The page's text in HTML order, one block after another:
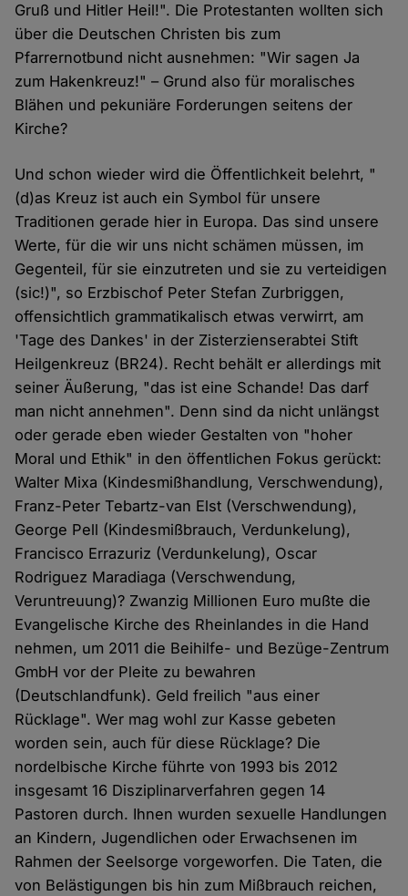
Gruß und Hitler Heil!". Die Protestanten wollten sich
über die Deutschen Christen bis zum
Pfarrernotbund nicht ausnehmen: "Wir sagen Ja
zum Hakenkreuz!" – Grund also für moralisches
Blähen und pekuniäre Forderungen seitens der
Kirche?
Und schon wieder wird die Öffentlichkeit belehrt, "
(d)as Kreuz ist auch ein Symbol für unsere
Traditionen gerade hier in Europa. Das sind unsere
Werte, für die wir uns nicht schämen müssen, im
Gegenteil, für sie einzutreten und sie zu verteidigen
(sic!)", so Erzbischof Peter Stefan Zurbriggen,
offensichtlich grammatikalisch etwas verwirrt, am
'Tage des Dankes' in der Zisterzienserabtei Stift
Heilgenkreuz (BR24). Recht behält er allerdings mit
seiner Äußerung, "das ist eine Schande! Das darf
man nicht annehmen". Denn sind da nicht unlängst
oder gerade eben wieder Gestalten von "hoher
Moral und Ethik" in den öffentlichen Fokus gerückt:
Walter Mixa (Kindesmißhandlung, Verschwendung),
Franz-Peter Tebartz-van Elst (Verschwendung),
George Pell (Kindesmißbrauch, Verdunkelung),
Francisco Errazuriz (Verdunkelung), Oscar
Rodriguez Maradiaga (Verschwendung,
Veruntreuung)? Zwanzig Millionen Euro mußte die
Evangelische Kirche des Rheinlandes in die Hand
nehmen, um 2011 die Beihilfe- und Bezüge-Zentrum
GmbH vor der Pleite zu bewahren
(Deutschlandfunk). Geld freilich "aus einer
Rücklage". Wer mag wohl zur Kasse gebeten
worden sein, auch für diese Rücklage? Die
nordelbische Kirche führte von 1993 bis 2012
insgesamt 16 Disziplinarverfahren gegen 14
Pastoren durch. Ihnen wurden sexuelle Handlungen
an Kindern, Jugendlichen oder Erwachsenen im
Rahmen der Seelsorge vorgeworfen. Die Taten, die
von Belästigungen bis hin zum Mißbrauch reichen,